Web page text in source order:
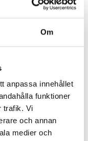
Om
anpassa innehållet
funktioner
trafik. Vi
och annan
medier och